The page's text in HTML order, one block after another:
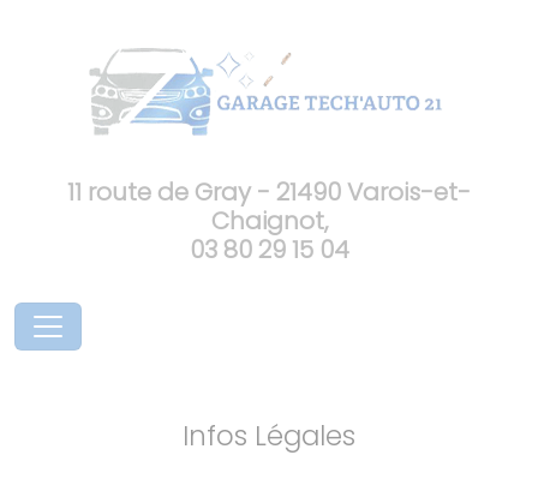
11 route de Gray - 21490 Varois-et-
Chaignot,
03 80 29 15 04
Infos Légales